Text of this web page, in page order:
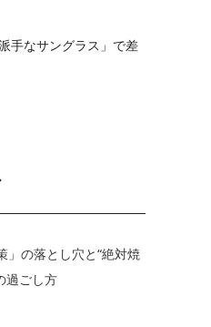
手なサングラス」で差
」の落とし穴と“絶対焼
過ごし方